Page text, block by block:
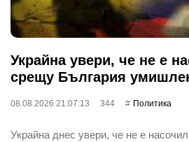
Украйна увери, че не е
срещу България
08.08.2026 21:07:13 344 Политика
Украйна днес увери, че не е